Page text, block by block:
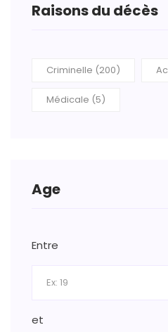
Raisons du décès
Criminelle (200)
Médicale (5)
Age
Entre
et